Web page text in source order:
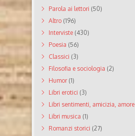
Parola ai lettori (50)
Altro (196)
Interviste (430)
Poesia (56)
Classici (3)
Filosofia e sociologia (2)
Humor(1)
Libri erotici (3)
Libri sentimenti, amicizia, amore
Libri musica (1)
Romanzi storici (27)